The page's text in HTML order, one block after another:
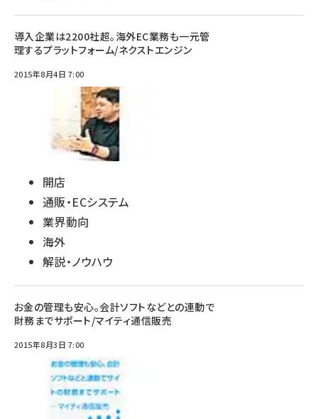
導入企業は2200社超。海外EC業務も一元管
理するプラットフォーム/ネクストエンジン
2015年8月4日 7:00
開店
通販・ECシステム
業界動向
海外
解説・ノウハウ
お金の管理も安心。会計ソフトなどとの連動で
財務までサポート/マイティ通信販売
2015年8月3日 7:00